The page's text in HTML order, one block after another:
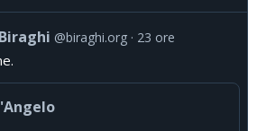
@biraghi.org 23 ore